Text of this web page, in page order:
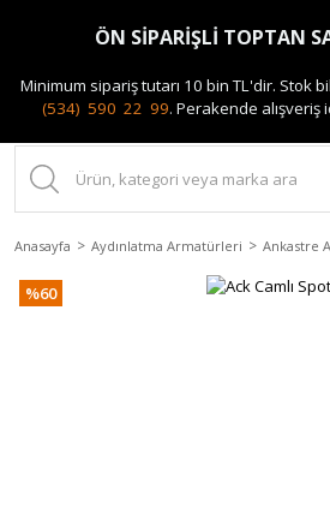
Anasayfa Aydınlatma Armatürleri Ankastre
%60
ÖN SİPARİŞLİ TOPTAN
Minimum sipariş tutarı 10 bin TL'dir. Stok
(534) 590 22 99. Perakende alışveriş